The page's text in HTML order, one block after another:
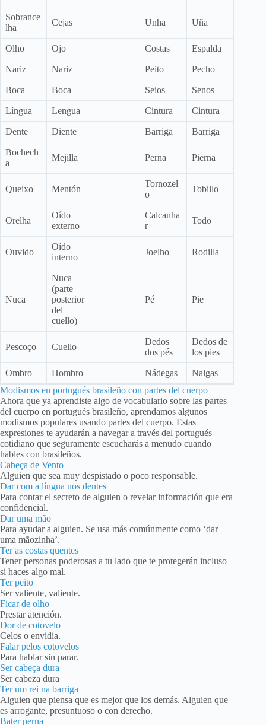
Sobrance
lha
Cejas Unha Uña
Olho Ojo Costas Espalda
Nariz Nariz Peito Pecho
Boca Boca Seios Senos
Língua Lengua Cintura Cintura
Dente Diente Barriga Barriga
Bochech
a
Mejilla Perna Pierna
Queixo Mentón
Tornozel
o
Tobillo
Orelha
Oído
externo
Calcanha
r
Todo
Ouvido
Oído
interno
Joelho Rodilla
Nuca
Nuca
(parte
posterior
del
cuello)
Pé Pie
Pescoço Cuello
Dedos
dos pés
Dedos de
los pies
Ombro Hombro Nádegas
Nalgas
Modismos en portugués brasileño con partes del cuerpo
Ahora que ya aprendiste algo de vocabulario sobre las partes
del cuerpo en portugués brasileño, aprendamos algunos
modismos populares usando partes del cuerpo. Estas
expresiones te ayudarán a navegar a través del portugués
cotidiano que seguramente escucharás a menudo cuando
hables con brasileños.
Cabeça de Vento
Alguien que sea muy despistado o poco responsable.
Dar com a língua nos dentes
Para contar el secreto de alguien o revelar información que era
confidencial.
Dar uma mão
Para ayudar a alguien. Se usa más comúnmente como ‘dar
uma mãozinha’.
Ter as costas quentes
Tener personas poderosas a tu lado que te protegerán incluso
si haces algo mal.
Ter peito
Ser valiente, valiente.
Ficar de olho
Prestar atención.
Dor de cotovelo
Celos o envidia.
Falar pelos cotovelos
Para hablar sin parar.
Ser cabeça dura
Ser cabeza dura
Ter um rei na barriga
Alguien que piensa que es mejor que los demás. Alguien que
es arrogante, presuntuoso o con derecho.
Bater perna